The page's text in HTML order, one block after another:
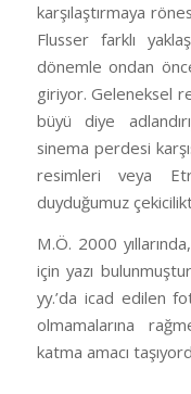
karşılaştırmaya
Flusser farklı
dönemle ondan
giriyor. Geleneksel
büyü diye
sinema perdesi
resimleri veya
duyduğumuz
M.Ö. 2000
için yazı
yy.’da icad edilen
olmamalarına
katma amacı